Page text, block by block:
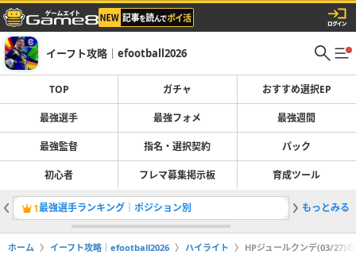
イーフト攻略｜efootball2026
TOP ガチャ おすすめ選択EP
最強選手 最強フォメ 最強週間
最強監督 指名・選択契約 パック
初心者 フレマ募集掲示板 育成ツール
1最強選手ランキング｜ポジション別 2
もっとみる
ホーム イーフト攻略｜efootball2026 ハイライト HPジュールクンデ(03/27)